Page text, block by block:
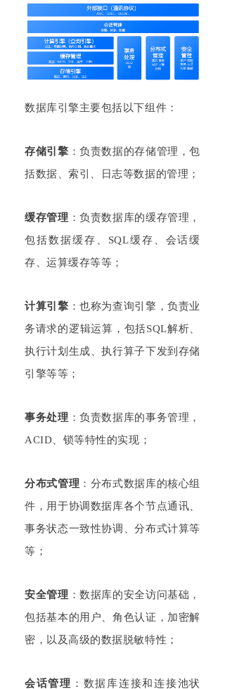
数据库引擎主要包括以下组件：
存储引擎 ：负责数据的存储管理，包
括数据、索引、日志等数据的管理；
缓存管理 ：负责数据库的缓存管理，
包括数据缓存、SQL缓存、会话缓
存、运算缓存等等；
计算引擎 ：也称为查询引擎，负责业
务请求的逻辑运算，包括SQL解析、
执行计划生成、执行算子下发到存储
引擎等等；
事务处理 ：负责数据库的事务管理，
ACID、锁等特性的实现；
分布式管理 ：分布式数据库的核心组
件，用于协调数据库各个节点通讯、
事务状态一致性协调、分布式计算等
等；
安全管理 ：数据库的安全访问基础，
包括基本的用户、角色认证，加密解
密，以及高级的数据脱敏特性；
会话管理 ：数据库连接和连接池状